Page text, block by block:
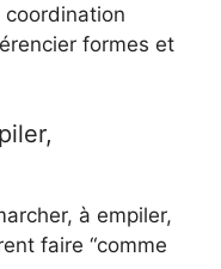
formes et
à empiler,
faire “comme